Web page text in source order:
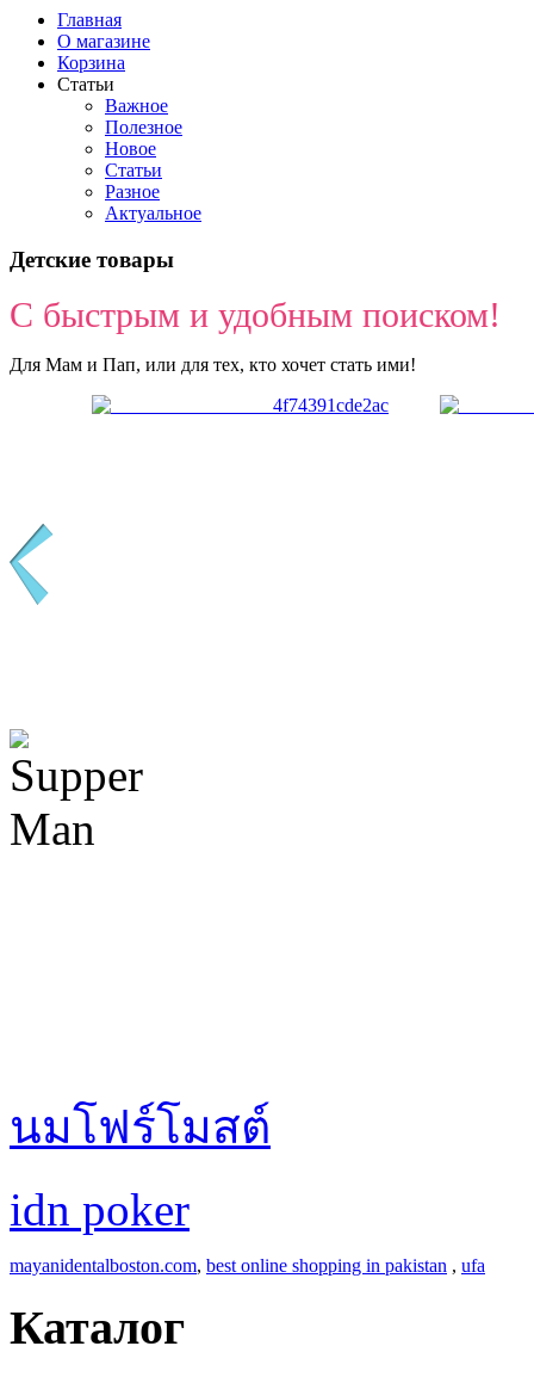
Главная
О магазине
Корзина
Статьи
Важное
Полезное
Новое
Статьи
Разное
Актуальное
Детские товары
С быстрым и удобным поиском!
Для Мам и Пап, или для тех, кто хочет стать ими!
นมโฟร์โมสต์
idn poker
mayanidentalboston.com, best online shopping in pakistan , ufa
Каталог